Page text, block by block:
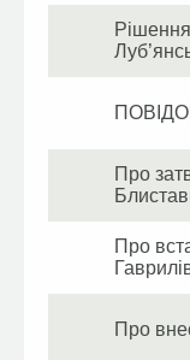
Про
Про
Про